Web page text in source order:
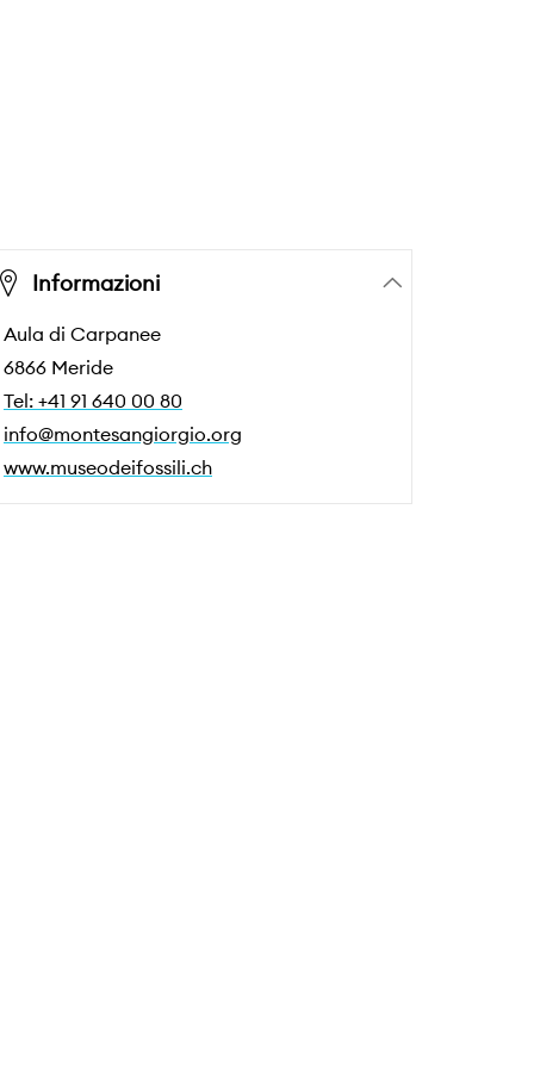
Informazioni
Aula di Carpanee
6866 Meride
Tel: +41 91 640 00 80
info@montesangiorgio.org
www.museodeifossili.ch